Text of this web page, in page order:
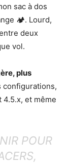
sac à dos
🏕️. Lourd,
deux
vol.
plus
configurations,
4.5.x, et même
POUR